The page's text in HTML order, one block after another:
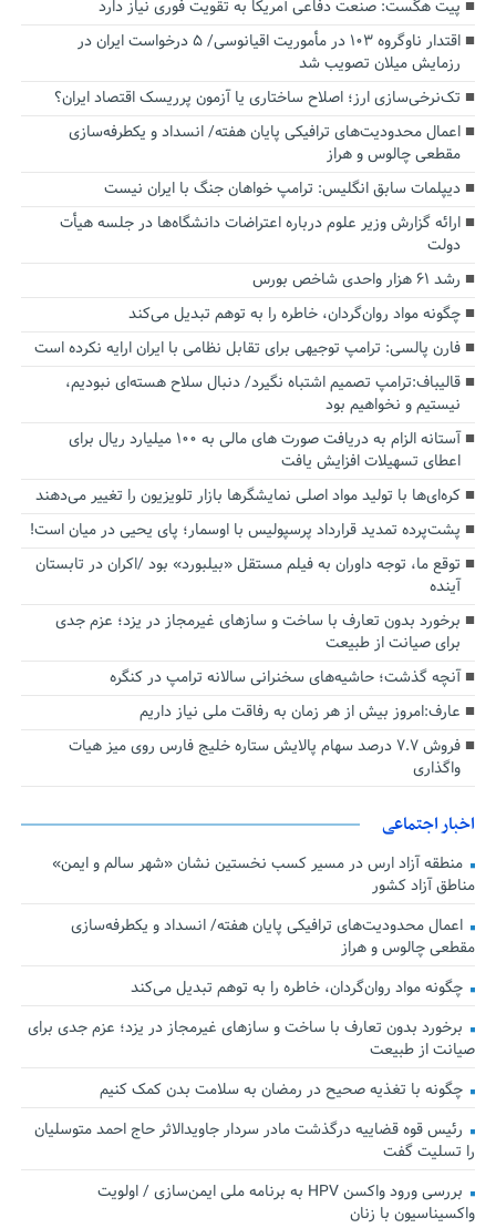
پیت هگست: صنعت دفاعی آمریکا به تقویت فوری نیاز دارد
اقتدار ناوگروه ۱۰۳ در مأموریت‌ اقیانوسی/ ۵ درخواست ایران در
رزمایش میلان تصویب شد
تک‌نرخی‌سازی ارز؛ اصلاح ساختاری یا آزمون پرریسک اقتصاد ایران؟
اعمال محدودیت‌های ترافیکی پایان هفته/ انسداد و یکطرفه‌سازی
مقطعی چالوس و هراز
دیپلمات سابق انگلیس:‌ ترامپ خواهان جنگ با ایران نیست
ارائه گزارش وزیر علوم درباره اعتراضات دانشگاه‌ها در جلسه هیأت
دولت
رشد ۶۱ هزار واحدی شاخص بورس
چگونه مواد روان‌گردان، خاطره را به توهم تبدیل می‌کند
فارن پالسی: ترامپ توجیهی برای تقابل نظامی با ایران ارایه نکرده است
قالیباف:ترامپ تصمیم اشتباه نگیرد/ دنبال سلاح هسته‌ای نبودیم،
نیستیم و نخواهیم بود
آستانه الزام به دریافت صورت های مالی به ۱۰۰ میلیارد ریال برای
اعطای تسهیلات افزایش یافت
کره‌ای‌ها با تولید مواد اصلی نمایشگرها بازار تلویزیون را تغییر می‌دهند
پشت‌پرده تمدید قرارداد پرسپولیس با اوسمار؛ پای یحیی در میان است!
توقع ما، توجه داوران به فیلم مستقل «بیلبورد» بود /اکران در تابستان
آینده
برخورد بدون تعارف با ساخت‌ و سازهای غیرمجاز در یزد؛ عزم جدی
برای صیانت از طبیعت
آنچه گذشت؛ حاشیه‌های سخنرانی سالانه ترامپ در کنگره
عارف:امروز بیش از هر زمان به رفاقت ملی نیاز داریم
فروش ۷.۷ درصد سهام پالایش ستاره خلیج فارس روی میز هیات
واگذاری
اخبار اجتماعی
منطقه آزاد ارس در مسیر کسب نخستین نشان «شهر سالم و ایمن»
مناطق آزاد کشور
اعمال محدودیت‌های ترافیکی پایان هفته/ انسداد و یکطرفه‌سازی
مقطعی چالوس و هراز
چگونه مواد روان‌گردان، خاطره را به توهم تبدیل می‌کند
برخورد بدون تعارف با ساخت‌ و سازهای غیرمجاز در یزد؛ عزم جدی برای
صیانت از طبیعت
چگونه با تغذیه صحیح در رمضان به سلامت بدن کمک کنیم
رئیس قوه قضاییه درگذشت مادر سردار جاویدالاثر حاج احمد متوسلیان
را تسلیت گفت
بررسی ورود واکسن HPV به برنامه ملی ایمن‌سازی / اولویت
واکسیناسیون با زنان